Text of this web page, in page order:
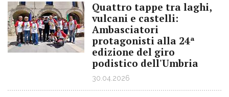
Quattro tappe tra laghi,
vulcani e castelli:
Ambasciatori
protagonisti alla 24ª
edizione del giro
podistico dell'Umbria
30.04.2026